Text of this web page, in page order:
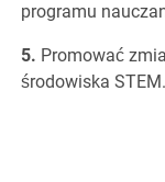
programu
Promować
środowiska STEM.